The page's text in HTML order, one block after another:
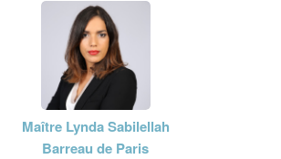
Maître Lynda Sabilellah
Barreau de Paris